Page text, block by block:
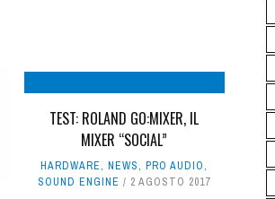
TEST: ROLAND GO:MIXER, IL
MIXER “SOCIAL”
HARDWARE,NEWS,PRO AUDIO,
SOUND ENGINE
2 AGOSTO 2017